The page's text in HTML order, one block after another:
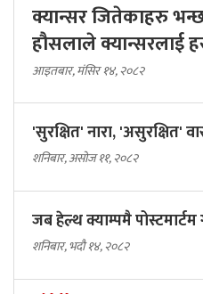
क्यान्सर जितेकाहरु
हौसलाले क्यान्सरलाई
आइतबार, मंसिर १४, २०८२
'सुरक्षित' नारा, 'असुरक्षित'
शनिबार, असोज ११, २०८२
जब हेल्थ क्याम्पमै
शनिबार, भदौ १४, २०८२